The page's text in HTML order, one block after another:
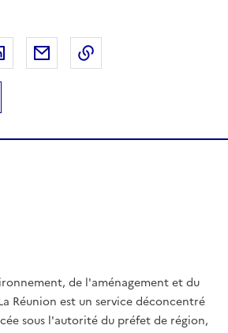
sur X
Partager sur LinkedIn
Partager par email
de l'aménagement et du
Réunion est un service déconcentré
sous l'autorité du préfet de région,